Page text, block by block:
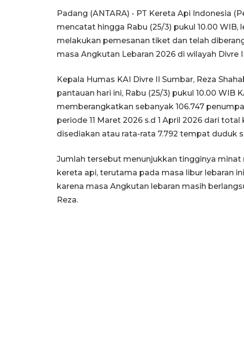
Padang (ANTARA) - PT Kereta Api Indonesia
mencatat hingga Rabu (25/3) pukul 10.00 WIB,
melakukan pemesanan tiket dan telah
masa Angkutan Lebaran 2026 di wilayah Divre
Kepala Humas KAI Divre II Sumbar, Reza
pantauan hari ini, Rabu (25/3) pukul 10.00 WIB
memberangkatkan sebanyak 106.747
periode 11 Maret 2026 s.d 1 April 2026 dari
disediakan atau rata-rata 7.792 tempat duduk
Jumlah tersebut menunjukkan tingginya
kereta api, terutama pada masa libur lebaran
karena masa Angkutan lebaran masih
Reza.